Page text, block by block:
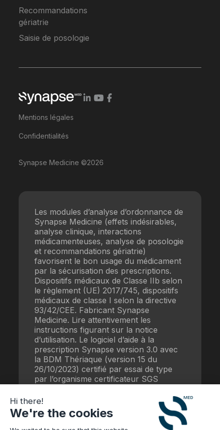
Recommandations
gériatrie
Saisie de posologie
Mentions légales
Confidentialités
Synapse Medicine ©2026
Les modules d’analyse d’ordonnance de
Synapse Medicine (effets indésirables,
analyse clinique, interactions
médicamenteuses, analyse de posologie
et recommandations gériatrie)
favorisent le bon usage du médicament
par la sécurisation des prescriptions.
Dispositifs médicaux de Classe IIb selon
le règlement (UE) 2017/745, dispositifs
médicaux de classe I selon la directive
93/42/CEE. Fabricant Synapse
Medicine. Lire attentivement les
instructions figurant sur la notice
d’utilisation. Le logiciel d’aide à la
prescription Synapse version 3.0 avec
la BDM Thériaque (version 15 du
26/10/2023) certifié par essai de type
par l’organisme certificateur SGS
fonctionnel mars 2021 de la HAS.
Date de mise à jour : 16/07/2025
Hi there!
We're the cookies